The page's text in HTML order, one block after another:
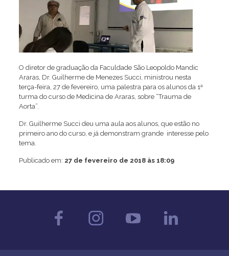
O diretor de graduação da Faculdade São Leopoldo Mandic
Araras, Dr. Guilherme de Menezes Succi, ministrou nesta
terça-feira, 27 de fevereiro, uma palestra para os alunos da 1ª
turma do curso de Medicina de Araras, sobre “Trauma de
Aorta”.
Dr. Guilherme Succi deu uma aula aos alunos, que estão no
primeiro ano do curso, e já demonstram grande interesse pelo
tema.
Publicado em: 27 de fevereiro de 2018 às 18:09